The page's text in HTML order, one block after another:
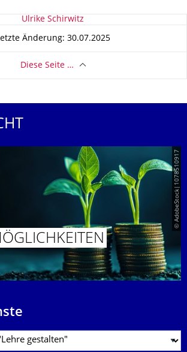
Ulrike Schirwitz
Letzte Änderung: 30.07.2025
Diese Seite …
© AdobeStock|1078510917